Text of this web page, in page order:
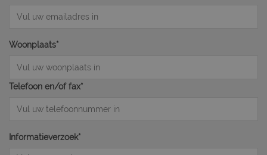
Woonplaats*
Telefoon en/of fax*
Informatieverzoek*